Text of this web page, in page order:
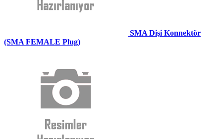
SMA Dişi Konnektör
(SMA FEMALE Plug)